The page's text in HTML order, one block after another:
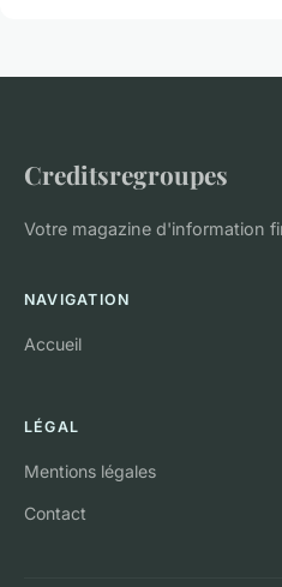
Creditsregroupes
Votre magazine d'information
NAVIGATION
Accueil
LÉGAL
Mentions légales
Contact